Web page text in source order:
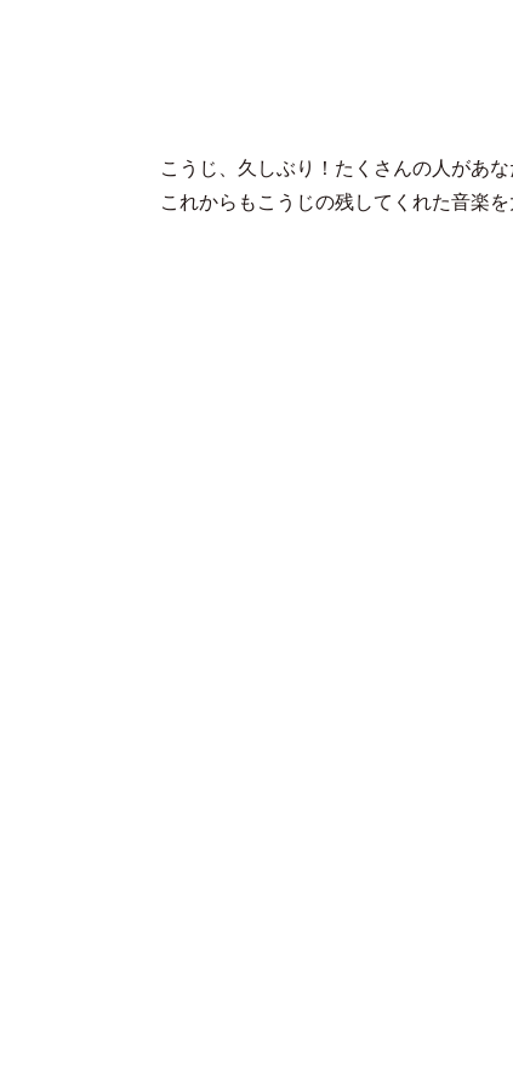
こうじ、久しぶり！たくさんの人があ
これからもこうじの残してくれた音楽